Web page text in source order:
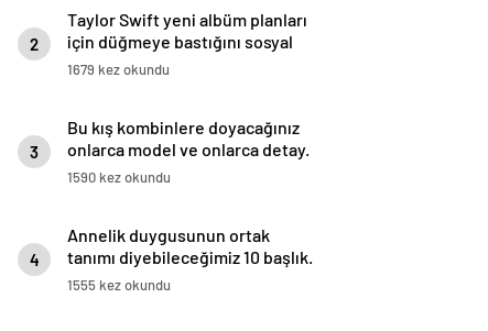
2
Taylor Swift yeni albüm planları
için düğmeye bastığını sosyal
medyadan duyurdu!
1679 kez okundu
3
Bu kış kombinlere doyacağınız
onlarca model ve onlarca detay.
1590 kez okundu
4
Annelik duygusunun ortak
tanımı diyebileceğimiz 10 başlık.
1555 kez okundu